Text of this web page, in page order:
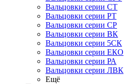
Вальцовки серии СТ
Вальцовки серии РТ
Вальцовки серии СР
Вальцовки серии ВК
Вальцовки серии 5СК
Вальцовки серии ЕКО
Вальцовки серии РА
Вальцовки серии ЛВК
Ещё